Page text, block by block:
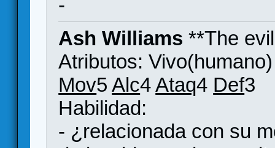
-
Ash Williams **The
Atributos: Vivo(humano)
Mov5Alc4Ataq4 Def3
Habilidad:
- ¿relacionada con su